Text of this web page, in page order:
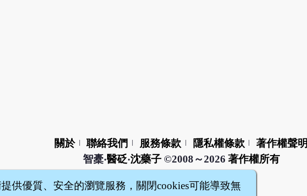
關於 聯絡我們 服務條款 隱私權條款
著作權聲明
智橐‧醫砭‧沈藥子©2008～2026 著作權所有
供優質、安全的瀏覽服務，關閉cookies可能導致無